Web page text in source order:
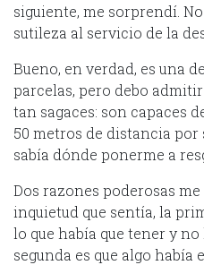
siguiente, me sorprendí.
sutileza al servicio de la
Bueno, en verdad, es una
parcelas, pero debo
tan sagaces: son capaces
50 metros de distancia
sabía dónde ponerme a
Dos razones poderosas
inquietud que sentía, la
lo que había que tener y
segunda es que algo había